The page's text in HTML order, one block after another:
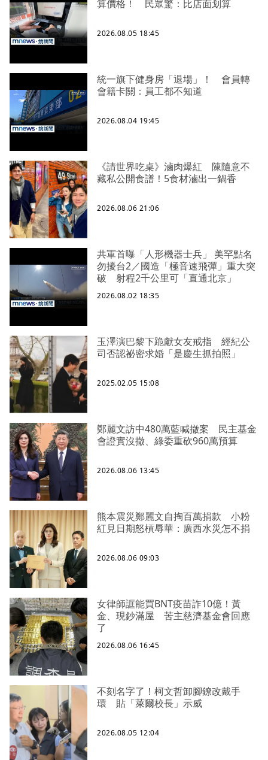
算價格！ 民眾驚：比店面划算
2026.08.05 18:45
統一旗下健身房「退場」！ 會員轉
會籍卡關：員工都不知道
2026.08.04 19:45
《請世界吃桌》滷肉爆紅 陳隨意不
藏私公開食譜！5食材滷出一鍋香
2026.08.06 21:06
共軍首曝「人形機器士兵」 美罕點名
勿擾台2／國造「極音速飛彈」重大突
破 射程2千公里可「直通北京」
2026.08.02 18:35
玉澤演巴黎下跪獻女友戒指 經紀公
司否認祕密求婚「是慶生抓拍照」
2025.02.05 15:08
鄭麗文訪中480萬藍喊撤案 民主基金
會證實沒撤、綠委重砍960萬預算
2026.08.06 13:45
熊本震災鄭麗文自掏百萬捐款 小粉
紅見日期怒槓辱華：廣西水災怎不捐
2026.08.06 09:03
女律師誆能買BNT疫苗詐10億！黃
金、現鈔滿屋 苦主慈濟基金會回應
了
2026.08.06 16:45
不刻名字了！柯文哲卸腳鐐改戴手
環 貼「萊爾校長」示威
2026.08.05 12:04